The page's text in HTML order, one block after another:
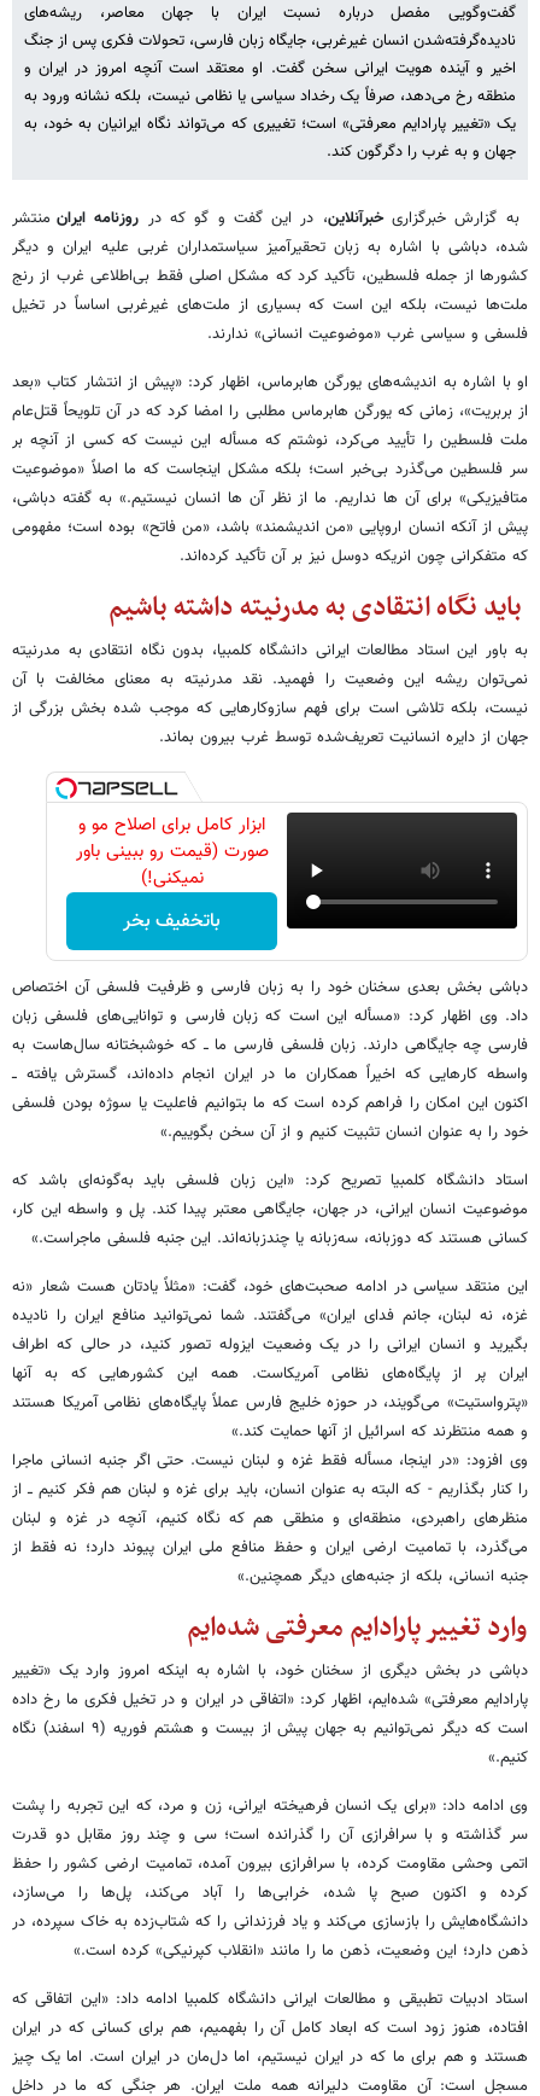
گفت‌وگویی مفصل درباره نسبت ایران با جهان معاصر، ریشه‌های
نادیده‌گرفته‌شدن انسان غیرغربی، جایگاه زبان فارسی، تحولات فکری پس از جنگ
اخیر و آینده هویت ایرانی سخن گفت. او معتقد است آنچه امروز در ایران و
منطقه رخ می‌دهد، صرفاً یک رخداد سیاسی یا نظامی نیست، بلکه نشانه ورود به
یک «تغییر پارادایم معرفتی» است؛ تغییری که می‌تواند نگاه ایرانیان به خود، به
جهان و به غرب را دگرگون کند.
به گزارش خبرگزاریخبرآنلاین، در این گفت و گو که در روزنامه ایران منتشر
شده، دباشی با اشاره به زبان تحقیرآمیز سیاستمداران غربی علیه ایران و دیگر
کشورها از جمله فلسطین، تأکید کرد که مشکل اصلی فقط بی‌اطلاعی غرب از رنج
ملت‌ها نیست، بلکه این است که بسیاری از ملت‌های غیرغربی اساساً در تخیل
فلسفی و سیاسی غرب «موضوعیت انسانی» ندارند.
او با اشاره به اندیشه‌های یورگن هابرماس، اظهار کرد: «پیش از انتشار کتاب «بعد
از بربریت»، زمانی که یورگن هابرماس مطلبی را امضا کرد که در آن تلویحاً قتل‌عام
ملت فلسطین را تأیید می‌کرد، نوشتم که مسأله این نیست که کسی از آنچه بر
سر فلسطین می‌گذرد بی‌خبر است؛ بلکه مشکل اینجاست که ما اصلاً «موضوعیت
متافیزیکی» برای آن ها نداریم. ما از نظر آن ها انسان نیستیم.» به گفته دباشی،
پیش از آنکه انسان اروپایی «من اندیشمند» باشد، «من فاتح» بوده است؛ مفهومی
که متفکرانی چون انریکه دوسل نیز بر آن تأکید کرده‌اند.
باید نگاه انتقادی به مدرنیته داشته باشیم
به باور این استاد مطالعات ایرانی دانشگاه کلمبیا، بدون نگاه انتقادی به مدرنیته
نمی‌توان ریشه این وضعیت را فهمید. نقد مدرنیته به معنای مخالفت با آن
نیست، بلکه تلاشی است برای فهم سازوکارهایی که موجب شده بخش بزرگی از
جهان از دایره انسانیت تعریف‌شده توسط غرب بیرون بماند.
ابزار کامل برای اصلاح مو و
صورت (قیمت رو ببینی باور
نمیکنی!)
باتخفیف بخر
دباشی بخش بعدی سخنان خود را به زبان فارسی و ظرفیت فلسفی آن اختصاص
داد. وی اظهار کرد: «مسأله این است که زبان فارسی و توانایی‌های فلسفی زبان
فارسی چه جایگاهی دارند. زبان فلسفی فارسی ما ــ که خوشبختانه سال‌هاست به
‌واسطه‌ کارهایی که اخیراً همکاران ما در ایران انجام داده‌اند، گسترش یافته ــ
اکنون این امکان را فراهم کرده است که ما بتوانیم فاعلیت یا سوژه‌ بودن فلسفی
خود را به ‌عنوان انسان تثبیت کنیم و از آن سخن بگوییم.»
استاد دانشگاه کلمبیا تصریح کرد: «این زبان فلسفی باید به‌گونه‌ای باشد که
موضوعیت انسان ایرانی، در جهان، جایگاهی معتبر پیدا کند. پل و واسطه‌ این کار،
کسانی هستند که دوزبانه، سه‌زبانه یا چندزبانه‌اند. این جنبه‌ فلسفی ماجراست.»
این منتقد سیاسی در ادامه صحبت‌های خود، گفت: «مثلاً یادتان هست شعار «نه
غزه، نه لبنان، جانم فدای ایران» می‌گفتند. شما نمی‌توانید منافع ایران را نادیده
بگیرید و انسان ایرانی را در یک وضعیت ایزوله تصور کنید، در حالی که اطراف
ایران پر از پایگاه‌های نظامی آمریکاست. همه‌ این کشورهایی که به آنها
«پترواستیت» می‌گویند، در حوزه‌ خلیج فارس عملاً پایگاه‌های نظامی آمریکا هستند
و همه منتظرند که اسرائیل از آنها حمایت کند.»
وی افزود: «در اینجا، مسأله فقط غزه و لبنان نیست. حتی اگر جنبه‌ انسانی ماجرا
را کنار بگذاریم - که البته به ‌عنوان انسان، باید برای غزه و لبنان هم فکر کنیم ــ از
منظرهای راهبردی، منطقه‌ای و منطقی هم که نگاه کنیم، آنچه در غزه و لبنان
می‌گذرد، با تمامیت ارضی ایران و حفظ منافع ملی ایران پیوند دارد؛ نه فقط از
جنبه‌ انسانی، بلکه از جنبه‌های دیگر همچنین.»
وارد تغییر پارادایم معرفتی شده‌ایم
دباشی در بخش دیگری از سخنان خود، با اشاره به اینکه امروز وارد یک «تغییر
پارادایم معرفتی» شده‌ایم، اظهار کرد: «اتفاقی در ایران و در تخیل فکری ما رخ داده
است که دیگر نمی‌توانیم به جهان پیش از بیست و هشتم فوریه (۹ اسفند) نگاه
کنیم.»
وی ادامه داد: «برای یک انسان فرهیخته‌ ایرانی، زن و مرد، که این تجربه را پشت
سر گذاشته و با سرافرازی آن را گذرانده است؛ سی و چند روز مقابل دو قدرت
اتمی وحشی مقاومت کرده، با سرافرازی بیرون آمده، تمامیت ارضی کشور را حفظ
کرده و اکنون صبح پا شده، خرابی‌ها را آباد می‌کند، پل‌ها را می‌سازد،
دانشگاه‌هایش را بازسازی می‌کند و یاد فرزندانی را که شتاب‌زده به خاک سپرده، در
ذهن دارد؛ این وضعیت، ذهن ما را مانند «انقلاب کپرنیکی» کرده است.»
استاد ادبیات تطبیقی و مطالعات ایرانی دانشگاه کلمبیا ادامه داد: «این اتفاقی که
افتاده، هنوز زود است که ابعاد کامل آن را بفهمیم، هم برای کسانی که در ایران
هستند و هم برای ما که در ایران نیستیم، اما دل‌مان در ایران است. اما یک چیز
مسجل است: آن مقاومت دلیرانه همه ملت ایران. هر جنگی که ما در داخل